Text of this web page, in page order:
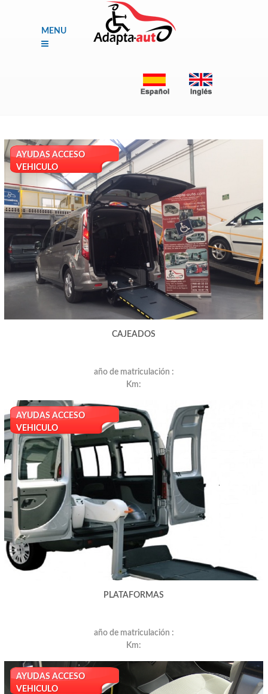
MENU
AYUDAS ACCESO
VEHICULO
CAJEADOS
año de matriculación :
Km:
AYUDAS ACCESO
VEHICULO
PLATAFORMAS
año de matriculación :
Km:
AYUDAS ACCESO
VEHICULO